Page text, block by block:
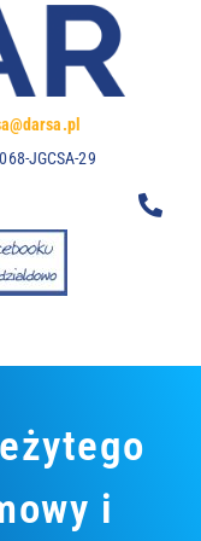
JGCSA-29
i